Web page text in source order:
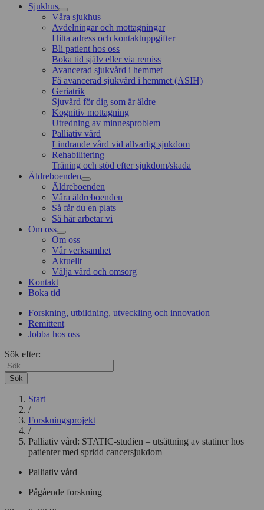
Sjukhus
Våra sjukhus
Avdelningar och mottagningar
Hitta adress och kontaktuppgifter
Bli patient hos oss
Boka tid själv eller via remiss
Avancerad sjukvård i hemmet
Få avancerad sjukvård i hemmet (ASIH)
Geriatrik
Sjuvård för dig som är äldre
Kognitiv mottagning
Utredning av minnesproblem
Palliativ vård
Lindrande vård vid allvarlig sjukdom
Rehabilitering
Träning och stöd efter sjukdom/skada
Äldreboenden
Äldreboenden
Våra äldreboenden
Så får du en plats
Så här arbetar vi
Om oss
Om oss
Vår verksamhet
Aktuellt
Välja vård och omsorg
Kontakt
Boka tid
Forskning, utbildning, utveckling och innovation
Remittent
Jobba hos oss
Sök efter:
Sök
Start
/
Forskningsprojekt
/
Palliativ vård: STATIC-studien – utsättning av statiner hos
patienter med spridd cancersjukdom
Palliativ vård
Pågående forskning